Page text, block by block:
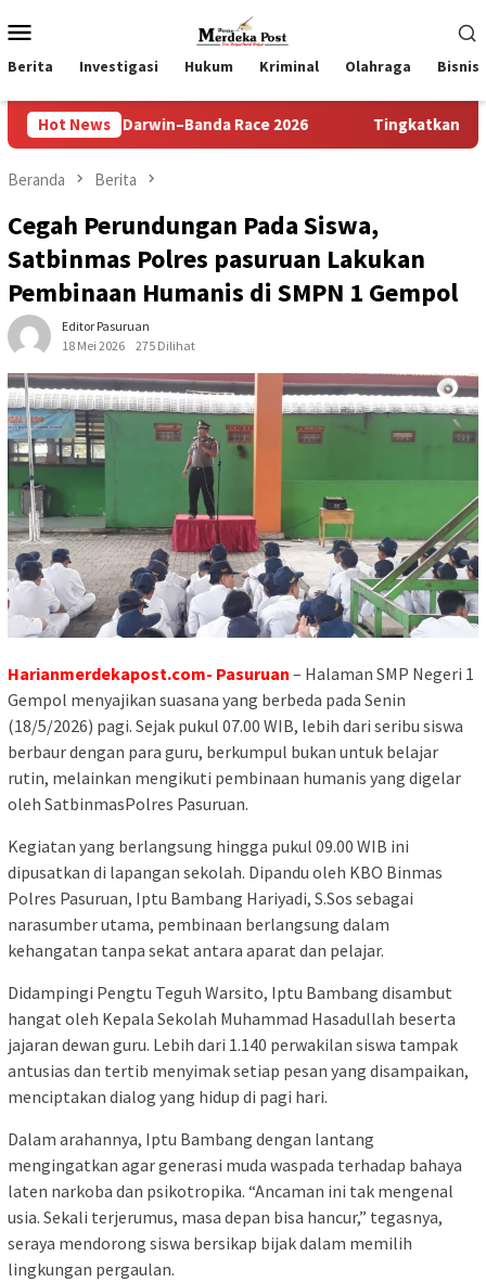
ke
kontenMobile
Berita Investigasi Hukum Kriminal Olahraga Bisnis
Hot NewsRace 2026 Tingkatkan Keimanan dan
Beranda Berita
Cegah Perundungan Pada Siswa,
Satbinmas Polres pasuruan Lakukan
Pembinaan Humanis di SMPN 1 Gempol
Editor Pasuruan
18 Mei 2026
275 Dilihat
Harianmerdekapost.com- Pasuruan – Halaman SMP Negeri 1
Gempol menyajikan suasana yang berbeda pada Senin
(18/5/2026) pagi. Sejak pukul 07.00 WIB, lebih dari seribu siswa
berbaur dengan para guru, berkumpul bukan untuk belajar
rutin, melainkan mengikuti pembinaan humanis yang digelar
oleh SatbinmasPolres Pasuruan.
Kegiatan yang berlangsung hingga pukul 09.00 WIB ini
dipusatkan di lapangan sekolah. Dipandu oleh KBO Binmas
Polres Pasuruan, Iptu Bambang Hariyadi, S.Sos sebagai
narasumber utama, pembinaan berlangsung dalam
kehangatan tanpa sekat antara aparat dan pelajar.
Didampingi Pengtu Teguh Warsito, Iptu Bambang disambut
hangat oleh Kepala Sekolah Muhammad Hasadullah beserta
jajaran dewan guru. Lebih dari 1.140 perwakilan siswa tampak
antusias dan tertib menyimak setiap pesan yang disampaikan,
menciptakan dialog yang hidup di pagi hari.
Dalam arahannya, Iptu Bambang dengan lantang
mengingatkan agar generasi muda waspada terhadap bahaya
laten narkoba dan psikotropika. “Ancaman ini tak mengenal
usia. Sekali terjerumus, masa depan bisa hancur,” tegasnya,
seraya mendorong siswa bersikap bijak dalam memilih
lingkungan pergaulan.